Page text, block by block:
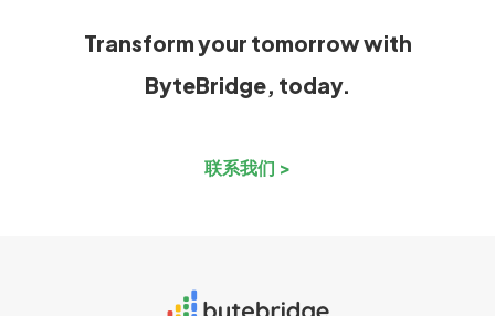
Transform your tomorrow with
ByteBridge, today.
联系我们 >